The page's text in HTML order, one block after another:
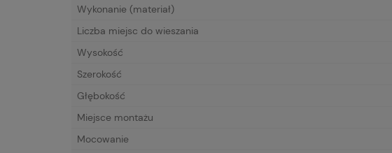
Wykonanie (materiał)
Liczba miejsc do wieszania
Wysokość
Szerokość
Głębokość
Miejsce montażu
Mocowanie